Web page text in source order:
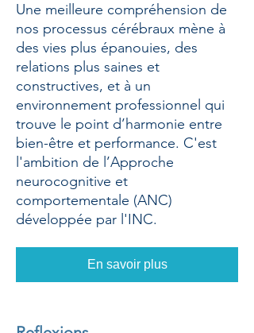
Une meilleure compréhension de
nos processus cérébraux mène à
des vies plus épanouies, des
relations plus saines et
constructives, et à un
environnement professionnel qui
trouve le point d’harmonie entre
bien-être et performance. C'est
l'ambition de l’Approche
neurocognitive et
comportementale (ANC)
développée par l'INC.
En savoir plus